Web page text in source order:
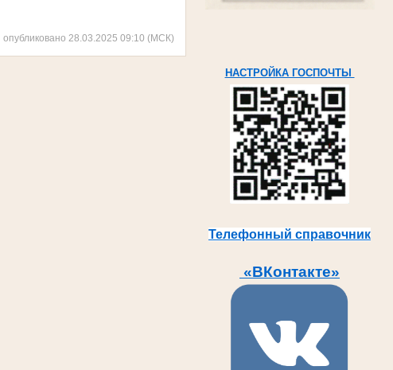
НАСТРОЙКА ГОСПОЧТЫ
Телефонный справочник
«ВКонтакте»
опубликовано 28.03.2025 09:10 (МСК)